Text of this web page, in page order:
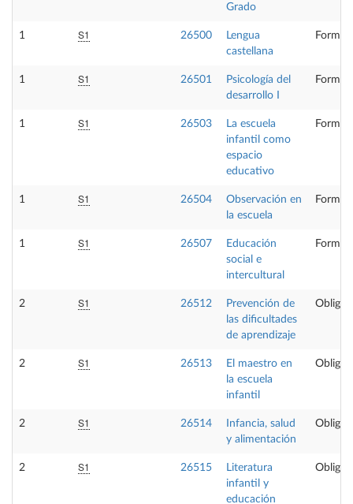
Grado
1 S1 26500
Lengua
castellana
1 S1 26501
Psicología del
desarrollo I
1 S1 26503
La escuela
infantil como
espacio
educativo
1 S1 26504
Observación en
la escuela
1 S1 26507
Educación
social e
intercultural
2 S1 26512
Prevención de
las dificultades
de aprendizaje
2 S1 26513
El maestro en
la escuela
infantil
2 S1 26514
Infancia, salud
y alimentación
2 S1 26515
Literatura
infantil y
educación